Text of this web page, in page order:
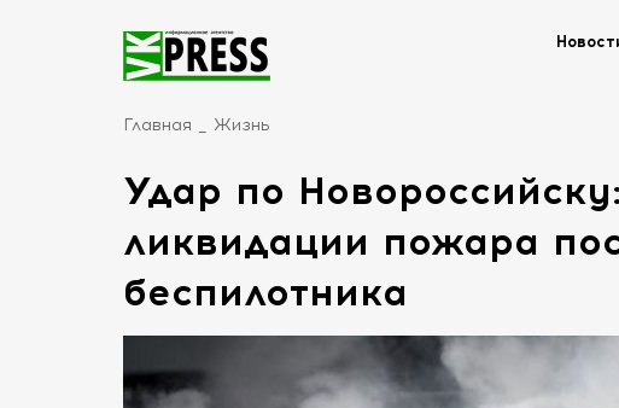
Главная Жизнь
Удар по
ликвидации пожара
беспилотника